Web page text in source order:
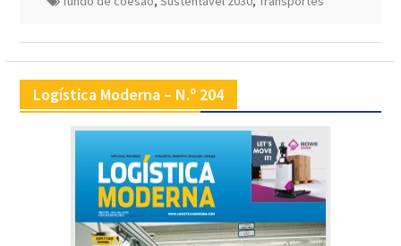
Logística Moderna – N.º 204